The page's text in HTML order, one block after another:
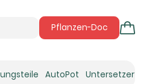
Pflanzen-Doc
AutoPot Untersetzer